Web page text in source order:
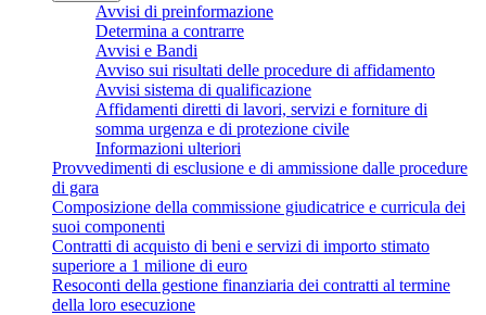
Avvisi di preinformazione
Determina a contrarre
Avvisi e Bandi
Avviso sui risultati delle procedure di affidamento
Avvisi sistema di qualificazione
Affidamenti diretti di lavori, servizi e forniture di
somma urgenza e di protezione civile
Informazioni ulteriori
Provvedimenti di esclusione e di ammissione dalle procedure
di gara
Composizione della commissione giudicatrice e curricula dei
suoi componenti
Contratti di acquisto di beni e servizi di importo stimato
superiore a 1 milione di euro
Resoconti della gestione finanziaria dei contratti al termine
della loro esecuzione